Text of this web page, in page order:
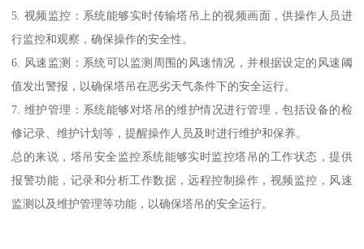
5. 视频监控：系统能够实时传输塔吊上的视频画面，供操作人员进
行监控和观察，确保操作的安全性。
6. 风速监测：系统可以监测周围的风速情况，并根据设定的风速阈
值发出警报，以确保塔吊在恶劣天气条件下的安全运行。
7. 维护管理：系统能够对塔吊的维护情况进行管理，包括设备的检
修记录、维护计划等，提醒操作人员及时进行维护和保养。
总的来说，塔吊安全监控系统能够实时监控塔吊的工作状态，提供
报警功能，记录和分析工作数据，远程控制操作，视频监控，风速
监测以及维护管理等功能，以确保塔吊的安全运行。